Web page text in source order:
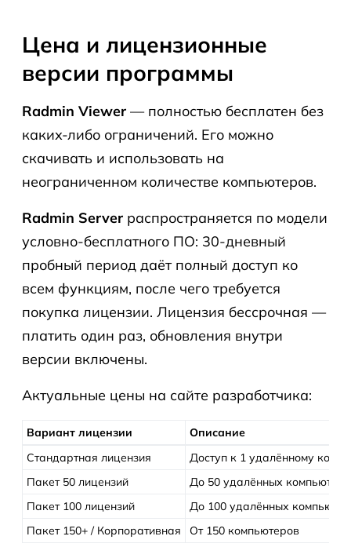
Цена и лицензионные
версии программы
Radmin Viewer — полностью бесплатен без
каких-либо ограничений. Его можно
скачивать и использовать на
неограниченном количестве компьютеров.
Radmin Server распространяется по модели
условно-бесплатного ПО: 30-дневный
пробный период даёт полный доступ ко
всем функциям, после чего требуется
покупка лицензии. Лицензия бессрочная —
платить один раз, обновления внутри
версии включены.
Актуальные цены на сайте разработчика:
Вариант лицензии
Описание
Стандартная лицензия
Доступ к 1 удалённому
Пакет 50 лицензий
До 50 удалённых
Пакет 100 лицензий
До 100 удалённых
Пакет 150+ / Корпоративная
От 150 компьютеров